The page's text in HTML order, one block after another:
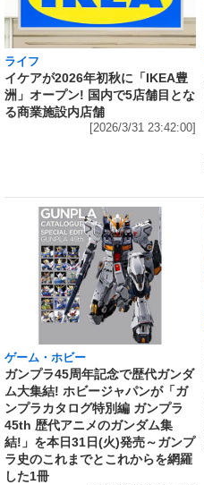
ライフ
イケアが2026年初秋に「IKEA豊
洲」オープン! 国内で5店舗目とな
る商業施設内店舗
[2026/3/31 23:42:00]
ゲーム・ホビー
ガンプラ45周年記念で歴代ガンダ
ム大集結! ホビージャパンが「ガ
ンプラカタログ特別編 ガンプラ
45th 歴代アニメのガンダム集
結!」を本日31日(火)発売～ガンプ
ラ史のこれまでとこれからを網羅
した1冊